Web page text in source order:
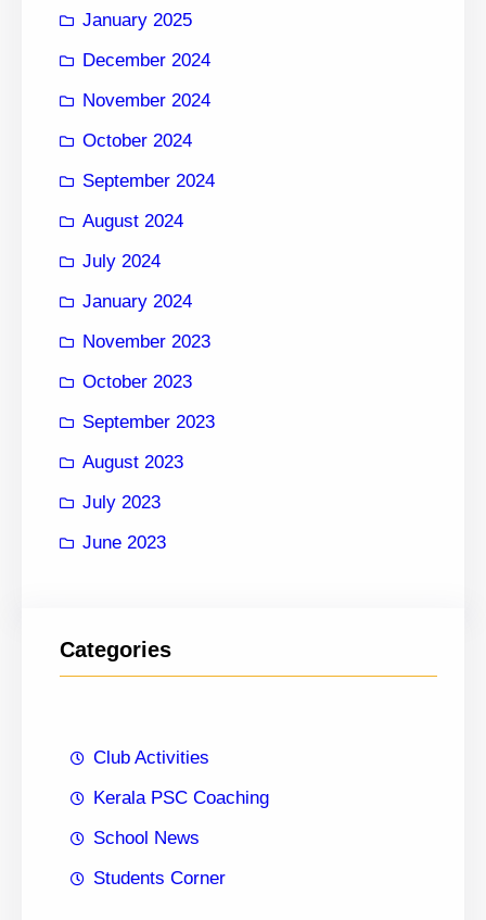
January 2025
December 2024
November 2024
October 2024
September 2024
August 2024
July 2024
January 2024
November 2023
October 2023
September 2023
August 2023
July 2023
June 2023
Categories
Club Activities
Kerala PSC Coaching
School News
Students Corner